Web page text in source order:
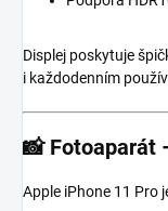
Displej poskytuje
i každodenním
📸 Fotoaparát
Apple iPhone 11 Pro